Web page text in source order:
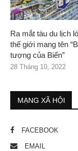
Ra mắt tàu du lịch
thế giới mang tên
tượng của Biển”
28 Tháng 10, 2022
MẠNG XÃ HỘI
FACEBOOK
EMAIL